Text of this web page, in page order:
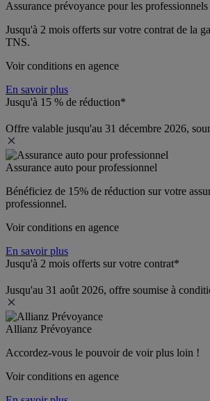
Assurance prévoyance pour les professionnels
Jusqu'à 2 mois offerts sur votre contrat de la
TNS.
Voir conditions en agence
En savoir plus
Jusqu'à 15 % de réduction*
Offre valable jusqu'au 31 décembre 2026,
Assurance auto pour professionnel
Bénéficiez de 15% de réduction sur votre
professionnel.
Voir conditions en agence
En savoir plus
Jusqu'à 2 mois offerts sur votre contrat*
Jusqu'au 31 août 2026, offre soumise à
Allianz Prévoyance
Accordez-vous le pouvoir de voir plus loin !
Voir conditions en agence